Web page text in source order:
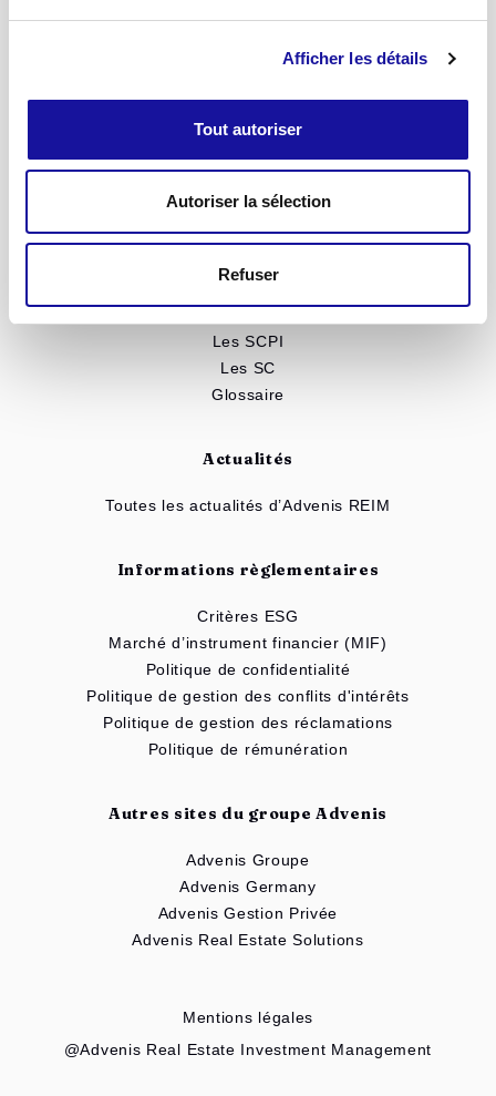
Afficher les détails
Tout autoriser
Autoriser la sélection
Refuser
SCPI Elialys
SC Advenis Immo Capital
Notre patrimoine
Toutes nos solutions
Simulateur d'investissement
Les SCPI
Les SC
Glossaire
Actualités
Toutes les actualités d’Advenis REIM
Informations règlementaires
Critères ESG
Marché d’instrument financier (MIF)
Politique de confidentialité
Politique de gestion des conflits d'intérêts
Politique de gestion des réclamations
Politique de rémunération
Autres sites du groupe Advenis
Advenis Groupe
Advenis Germany
Advenis Gestion Privée
Advenis Real Estate Solutions
Mentions légales
@Advenis Real Estate Investment Management